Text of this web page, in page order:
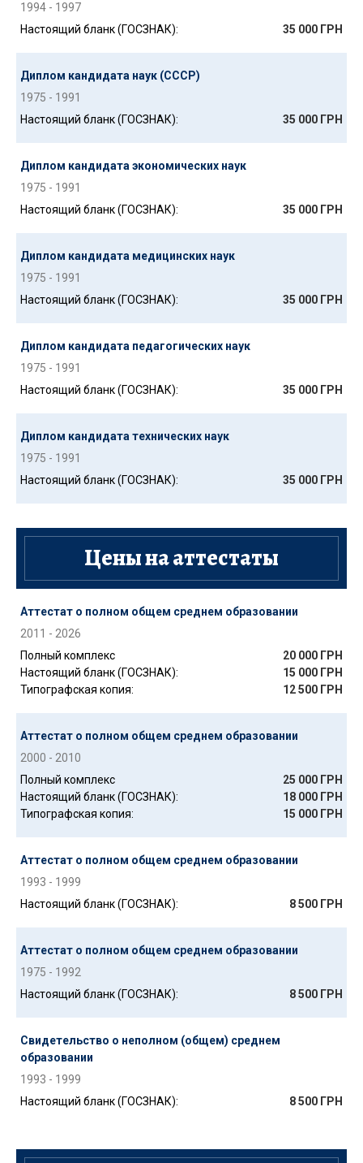
1994 - 1997
Настоящий бланк (ГОСЗНАК):
35 000 ГРН
Диплом кандидата наук (СССР)
1975 - 1991
Настоящий бланк (ГОСЗНАК):
35 000 ГРН
Диплом кандидата экономических наук
1975 - 1991
Настоящий бланк (ГОСЗНАК):
35 000 ГРН
Диплом кандидата медицинских наук
1975 - 1991
Настоящий бланк (ГОСЗНАК):
35 000 ГРН
Диплом кандидата педагогических наук
1975 - 1991
Настоящий бланк (ГОСЗНАК):
35 000 ГРН
Диплом кандидата технических наук
1975 - 1991
Настоящий бланк (ГОСЗНАК):
35 000 ГРН
Цены на аттестаты
Аттестат о полном общем среднем образовании
2011 - 2026
Полный комплекс
20 000 ГРН
Настоящий бланк (ГОСЗНАК):
15 000 ГРН
Типографская копия:
12 500 ГРН
Аттестат о полном общем среднем образовании
2000 - 2010
Полный комплекс
25 000 ГРН
Настоящий бланк (ГОСЗНАК):
18 000 ГРН
Типографская копия:
15 000 ГРН
Аттестат о полном общем среднем образовании
1993 - 1999
Настоящий бланк (ГОСЗНАК):
8 500 ГРН
Аттестат о полном общем среднем образовании
1975 - 1992
Настоящий бланк (ГОСЗНАК):
8 500 ГРН
Свидетельство о неполном (общем) среднем
образовании
1993 - 1999
Настоящий бланк (ГОСЗНАК):
8 500 ГРН